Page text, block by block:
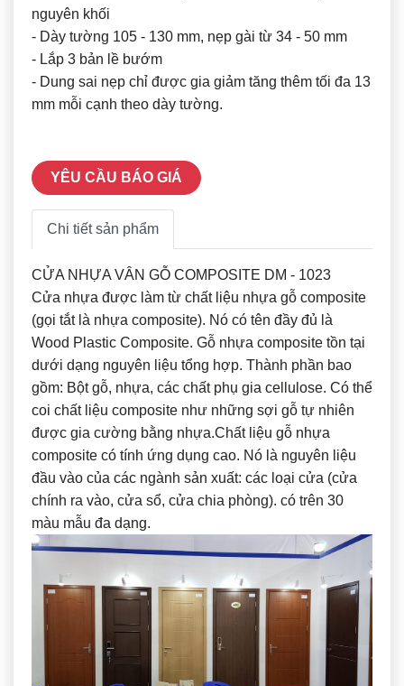
nguyên khối
- Dày tường 105 - 130 mm, nẹp gài từ 34 - 50 mm
- Lắp 3 bản lề bướm
- Dung sai nẹp chỉ được gia giảm tăng thêm tối đa 13
mm mỗi cạnh theo dày tường.
YÊU CẦU BÁO GIÁ
Chi tiết sản phẩm
CỬA NHỰA VÂN GỖ COMPOSITE DM - 1023
Cửa nhựa được làm từ chất liệu nhựa gỗ composite
(gọi tắt là nhựa composite). Nó có tên đầy đủ là
Wood Plastic Composite. Gỗ nhựa composite tồn tại
dưới dạng nguyên liệu tổng hợp. Thành phần bao
gồm: Bột gỗ, nhựa, các chất phụ gia cellulose. Có thể
coi chất liệu composite như những sợi gỗ tự nhiên
được gia cường bằng nhựa.Chất liệu gỗ nhựa
composite có tính ứng dụng cao. Nó là nguyên liệu
đầu vào của các ngành sản xuất: các loại cửa (cửa
chính ra vào, cửa sổ, cửa chia phòng). có trên 30
màu mẫu đa dạng.